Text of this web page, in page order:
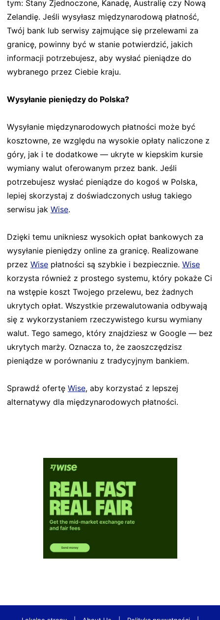
tym: Stany Zjednoczone, Kanadę, Australię czy Nową
Zelandię. Jeśli wysyłasz międzynarodową płatność,
Twój bank lub serwisy zajmujące się przelewami za
granicę, powinny być w stanie potwierdzić, jakich
informacji potrzebujesz, aby wysłać pieniądze do
wybranego przez Ciebie kraju.
Wysyłanie pieniędzy do Polska?
Wysyłanie międzynarodowych płatności może być
kosztowne, ze względu na wysokie opłaty naliczone z
góry, jak i te dodatkowe — ukryte w kiepskim kursie
wymiany walut oferowanym przez bank. Jeśli
potrzebujesz wysłać pieniądze do kogoś w Polska,
lepiej skorzystaj z doświadczonych usług takiego
serwisu jak Wise.
Dzięki temu unikniesz wysokich opłat bankowych za
wysyłanie pieniędzy online za granicę. Realizowane
przez Wise płatności są szybkie i bezpiecznie. Wise
korzysta również z prostego systemu, który pokaże Ci
na wstępie koszt Twojego przelewu, bez żadnych
ukrytych opłat. Wszystkie przewalutowania odbywają
się z wykorzystaniem rzeczywistego kursu wymiany
walut. Tego samego, który znajdziesz w Google — bez
ukrytych marży. Oznacza to, że zaoszczędzisz
pieniądze w porównaniu z tradycyjnym bankiem.
Sprawdź ofertę Wise, aby korzystać z lepszej
alternatywy dla międzynarodowych płatności.